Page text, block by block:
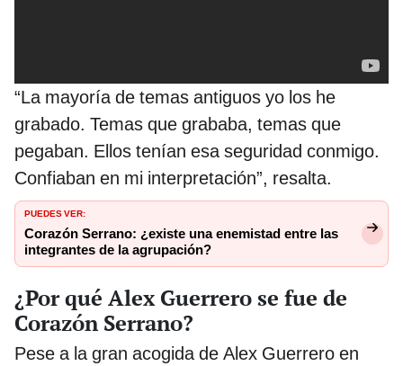
“La mayoría de temas antiguos yo los he
grabado. Temas que grababa, temas que
pegaban. Ellos tenían esa seguridad conmigo.
Confiaban en mi interpretación”, resalta.
PUEDES VER:
Corazón Serrano: ¿existe una enemistad entre las
integrantes de la agrupación?
¿Por qué Alex Guerrero se fue de
Corazón Serrano?
Pese a la gran acogida de Alex Guerrero en